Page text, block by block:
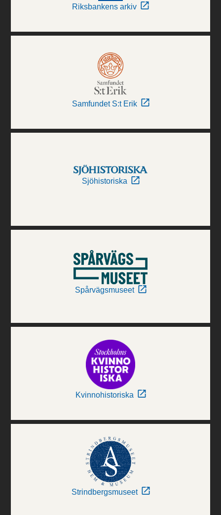
Riksbankens arkiv
Samfundet S:t Erik
Sjöhistoriska
Spårvägsmuseet
Kvinnohistoriska
Strindbergsmuseet